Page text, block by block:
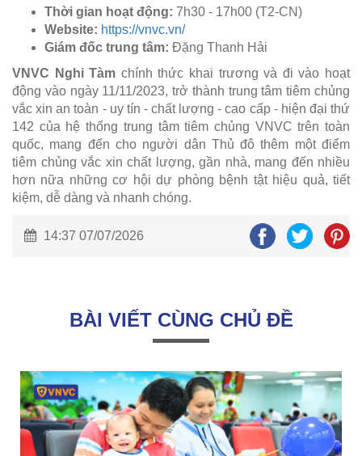
Thời gian hoạt động: 7h30 - 17h00 (T2-CN)
Website: https://vnvc.vn/
Giám đốc trung tâm: Đặng Thanh Hải
VNVC Nghi Tàm chính thức khai trương và đi vào hoạt
động vào ngày 11/11/2023, trở thành trung tâm tiêm chủng
vắc xin an toàn - uy tín - chất lượng - cao cấp - hiện đại thứ
142 của hệ thống trung tâm tiêm chủng VNVC trên toàn
quốc, mang đến cho người dân Thủ đô thêm một điểm
tiêm chủng vắc xin chất lượng, gần nhà, mang đến nhiều
hơn nữa những cơ hội dự phòng bệnh tật hiệu quả, tiết
kiệm, dễ dàng và nhanh chóng.
14:37 07/07/2026
BÀI VIẾT CÙNG CHỦ ĐỀ